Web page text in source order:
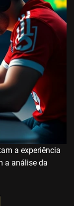
a experiência
a análise da